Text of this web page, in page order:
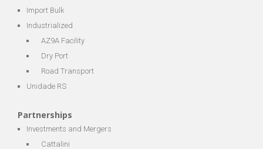
Import Bulk
Industrialized
AZ9A Facility
Dry Port
Road Transport
Unidade RS
Partnerships
Investments and Mergers
Cattalini